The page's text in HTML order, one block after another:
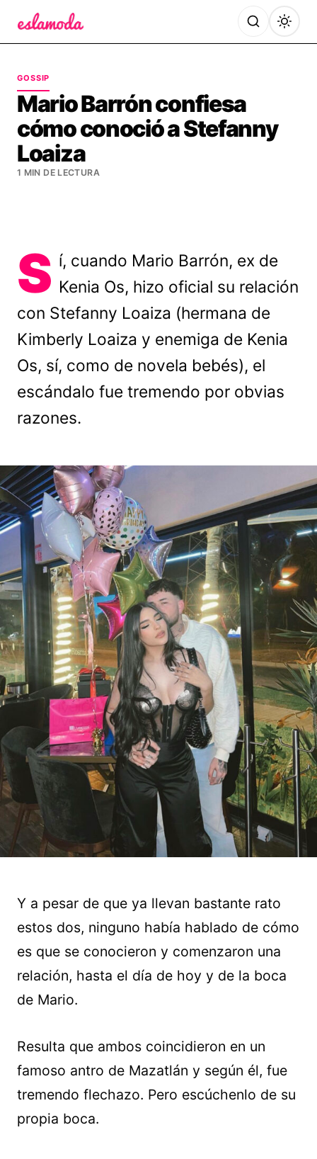
GOSSIP
Mario Barrón confiesa
cómo conoció a Stefanny
Loaiza
1 MIN DE LECTURA
S í, cuando Mario Barrón, ex de
Kenia Os, hizo oficial su relación
con Stefanny Loaiza (hermana de
Kimberly Loaiza y enemiga de Kenia
Os, sí, como de novela bebés), el
escándalo fue tremendo por obvias
razones.
Y a pesar de que ya llevan bastante rato
estos dos, ninguno había hablado de cómo
es que se conocieron y comenzaron una
relación, hasta el día de hoy y de la boca
de Mario.
Resulta que ambos coincidieron en un
famoso antro de Mazatlán y según él, fue
tremendo flechazo. Pero escúchenlo de su
propia boca.